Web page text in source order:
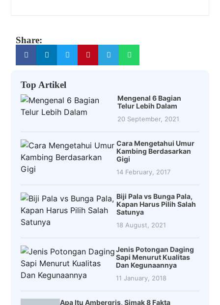
Share:
Top Artikel
Mengenal 6 Bagian
Telur Lebih Dalam
20 September, 2021
Cara Mengetahui Umur
Kambing Berdasarkan
Gigi
14 February, 2017
Biji Pala vs Bunga Pala,
Kapan Harus Pilih Salah
Satunya
18 August, 2021
Jenis Potongan Daging
Sapi Menurut Kualitas
Dan Kegunaannya
11 January, 2018
Apa Itu Ambergris, Simak 8 Fakta